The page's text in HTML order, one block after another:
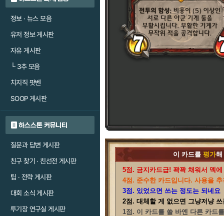
정보 · 뉴스 모음
유저 정보 게시판
자유 게시판
└3추 모음
치지직 팟벤
SOOP 게시판
하스스톤 커뮤니티
질문과 답변 게시판
친구 찾기 · 친선전 게시판
팁 · 전략 게시판
대회 소식 게시판
투기장 연구실 게시판
이 카드를 평가해
5점. 금지카드급! 꽉꽉 채워서 덱
4점. 준수한 카드입니다. 사용을 추
3점. 있었으면 쓰는 정도는 되네요
2점. 대체할 게 없으면 그냥저냥
1점. 이 카드를 쓸 바엔 다른 카드